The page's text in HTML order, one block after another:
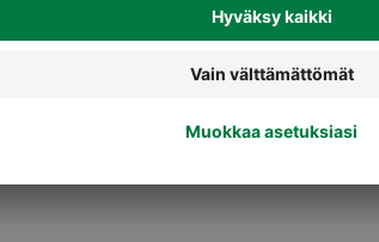
Muut mehut